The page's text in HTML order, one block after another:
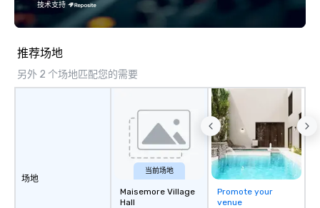
技术支持
推荐场地
另外 2 个场地匹配您的需要
场地
当前场地
Maisemore Village
Hall
Promote your
venue